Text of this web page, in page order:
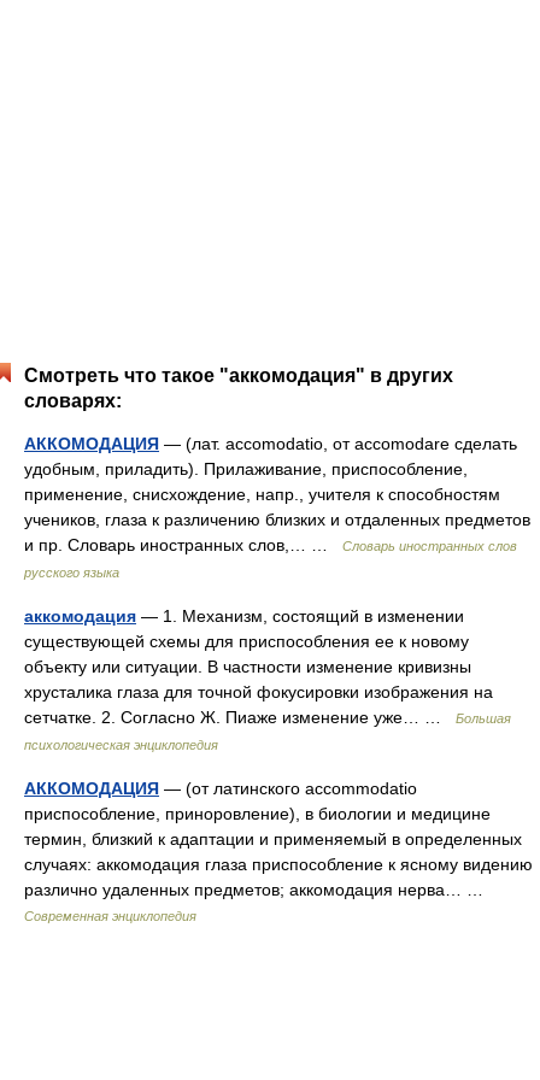
Смотреть что такое "аккомодация" в других
словарях:
АККОМОДАЦИЯ — (лат. accomodatio, от accomodare сделать
удобным, приладить). Прилаживание, приспособление,
применение, снисхождение, напр., учителя к способностям
учеников, глаза к различению близких и отдаленных предметов
и пр. Словарь иностранных слов,… …
Словарь иностранных слов
русского языка
аккомодация — 1. Механизм, состоящий в изменении
существующей схемы для приспособления ее к новому
объекту или ситуации. В частности изменение кривизны
хрусталика глаза для точной фокусировки изображения на
сетчатке. 2. Согласно Ж. Пиаже изменение уже… …
Большая
психологическая энциклопедия
АККОМОДАЦИЯ — (от латинского accommodatio
приспособление, приноровление), в биологии и медицине
термин, близкий к адаптации и применяемый в определенных
случаях: аккомодация глаза приспособление к ясному видению
различно удаленных предметов; аккомодация нерва… …
Современная энциклопедия